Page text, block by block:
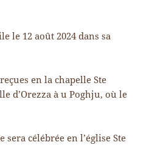
le 12 août 2024 dans sa
en la chapelle Ste
d’Orezza à u Poghju, où le
célébrée en l’église Ste